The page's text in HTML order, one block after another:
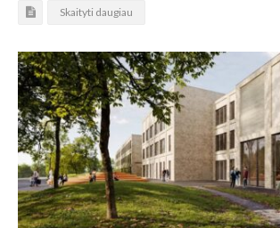
Skaityti daugiau